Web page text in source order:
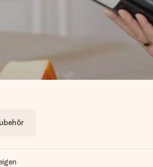
Länder, in die wir versenden).